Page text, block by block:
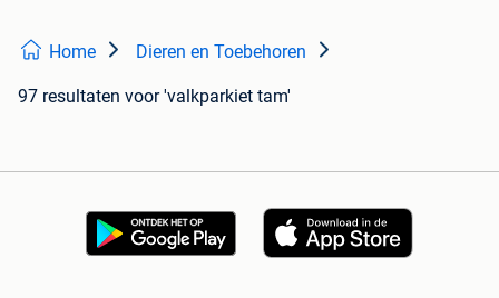
Home Dieren en Toebehoren
97 resultaten voor 'valkparkiet tam'